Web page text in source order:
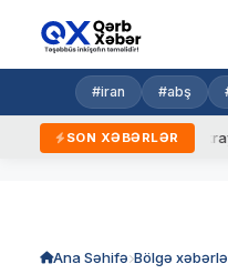
#iran #abş
SON XƏBƏRLƏR
qaydalar Ukrayna
Ana Səhifə Bölgə